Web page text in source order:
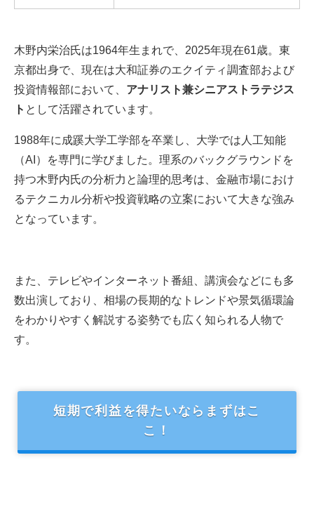
木野内栄治氏は1964年生まれで、2025年現在61歳。東
京都出身で、現在は大和証券のエクイティ調査部および
投資情報部において、 アナリスト兼シニアストラテジス
ト として活躍されています。
1988年に成蹊大学工学部を卒業し、大学では人工知能
（AI）を専門に学びました。理系のバックグラウンドを
持つ木野内氏の分析力と論理的思考は、金融市場におけ
るテクニカル分析や投資戦略の立案において大きな強み
となっています。
また、テレビやインターネット番組、講演会などにも多
数出演しており、相場の長期的なトレンドや景気循環論
をわかりやすく解説する姿勢でも広く知られる人物で
す。
短期で利益を得たいならまずはこ
こ！